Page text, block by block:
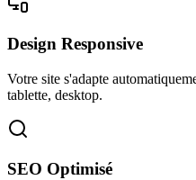
Design Responsive
Votre site s'adapte
tablette, desktop.
SEO Optimisé